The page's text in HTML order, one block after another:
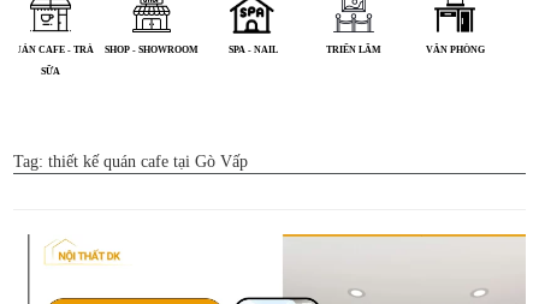
NHÀ PHỐ
PHÒNG KHÁM - NHÀ
QUÁN ĂN
QUÁN CAFE - TRÀ
SHOP - SHOWROOM
Tag:thiết kế quán cafe tại Gò Vấp